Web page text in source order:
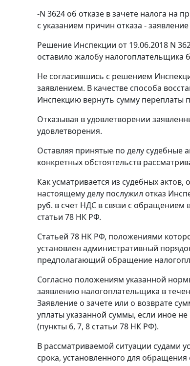
-N 3624 об отказе в зачете налога на
с указанием причин отказа -
Решение Инспекции от 19.06.2018 N
оставило жалобу налогоплательщика
Не согласившись с решением
заявлением. В качестве способа
Инспекцию вернуть сумму переплаты
Отказывая в удовлетворении
удовлетворения.
Оставляя принятые по делу судебные
конкретных обстоятельств
Как усматривается из судебных
настоящему делу послужил отказ
руб. в счет НДС в связи с обращением
статьи 78 НК РФ.
Статьей 78 НК РФ, положениями
установлен административный
предполагающий обращение
Согласно положениям указанной
заявлению налогоплательщика в
Заявление о зачете или о возврате
уплаты указанной суммы, если иное
(пункты 6, 7, 8 статьи 78 НК РФ).
В рассматриваемой ситуации судами
срока, установленного для